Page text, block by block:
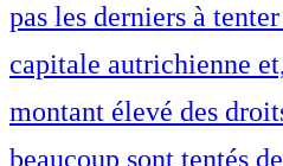
pas les derniers à
capitale autrichienne
montant élevé des
beaucoup sont tentés